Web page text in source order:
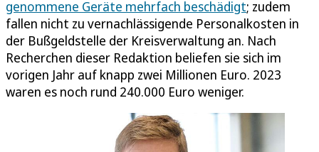
genommene Geräte mehrfach beschädigt; zudem
fallen nicht zu vernachlässigende Personalkosten in
der Bußgeldstelle der Kreisverwaltung an. Nach
Recherchen dieser Redaktion beliefen sie sich im
vorigen Jahr auf knapp zwei Millionen Euro. 2023
waren es noch rund 240.000 Euro weniger.